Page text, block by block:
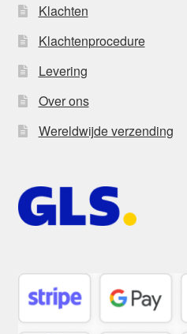
Klachten
Klachtenprocedure
Levering
Over ons
Wereldwijde verzending